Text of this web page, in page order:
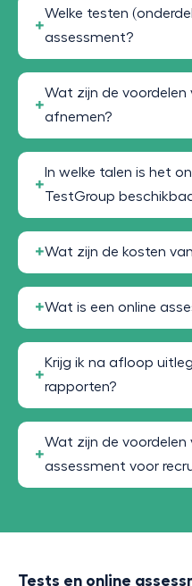
Welke testen
assessment?
Wat zijn de voordelen
afnemen?
In welke talen is het
TestGroup
Wat zijn de kosten
Wat is een online
Krijg ik na afloop
rapporten?
Wat zijn de voordelen
assessment voor
Tests en online